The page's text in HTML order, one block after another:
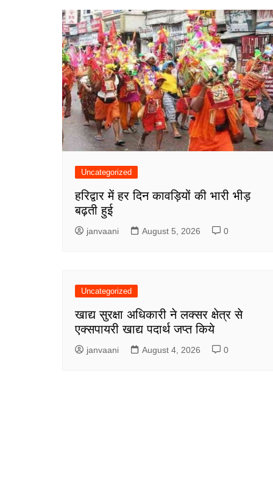
Uncategorized
हरिद्वार में हर दिन कावड़ियों की भारी भीड़
बढ़ती हुई
janvaani August 5, 2026 0
Uncategorized
खाद्य सुरक्षा अधिकारी ने लक्सर क्षेत्र से
एक्सपायरी खाद्य पदार्थ जप्त किये
janvaani August 4, 2026 0